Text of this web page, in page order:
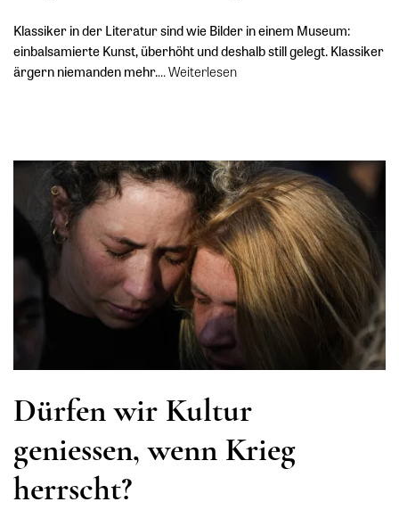
Klassiker in der Literatur sind wie Bilder in einem Museum:
einbalsamierte Kunst, überhöht und deshalb still gelegt. Klassiker
ärgern niemanden mehr.…Weiterlesen
Dürfen wir Kultur
geniessen, wenn Krieg
herrscht?